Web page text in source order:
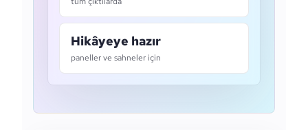
Hikâyeye hazır
paneller ve sahneler için